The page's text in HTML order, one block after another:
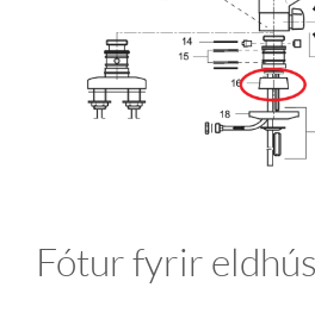
Fótur fyrir